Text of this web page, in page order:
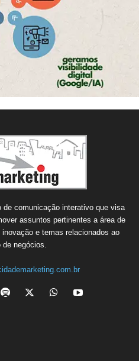
comunicação interativo que visa
assuntos pertinentes a área de
e temas relacionados ao
de negócios.